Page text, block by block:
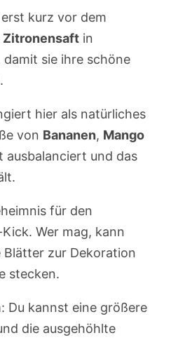
kurz vor dem
Zitronensaft in
sie ihre schöne
hier als natürliches
von Bananen, Mango
ausbalanciert und das
für den
Wer mag, kann
Blätter zur Dekoration
stecken.
Du kannst eine größere
die ausgehöhlte